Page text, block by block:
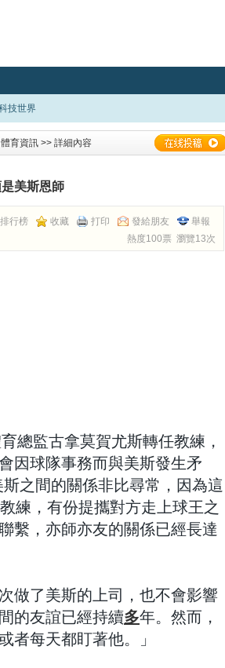
技世界
體育資訊 >> 詳細內容
美斯恩師
排行榜 收藏 打印 發給朋友 舉報
熱度100票 瀏覽13次
總監古拿莫賀尤斯轉任教練，
因球隊事務而與美斯發生矛
之間的關係非比尋常，因為這
練，有份提攜對方走上球王之
繫，亦師亦友的關係已經長達
做了美斯的上司，也不會影響
的友誼已經持續多年。然而，
者每天都盯著他。」